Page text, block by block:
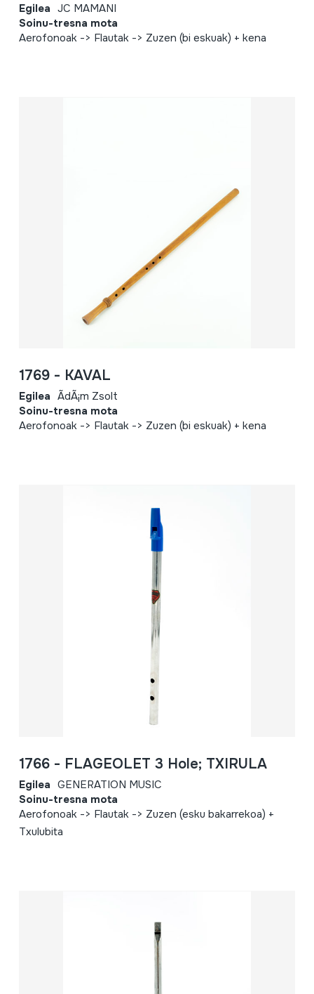
Egilea JC MAMANI
Soinu-tresna mota
Aerofonoak -> Flautak -> Zuzen (bi eskuak) + kena
1769 - KAVAL
Egilea ÃdÃ¡m Zsolt
Soinu-tresna mota
Aerofonoak -> Flautak -> Zuzen (bi eskuak) + kena
1766 - FLAGEOLET 3 Hole; TXIRULA
Egilea GENERATION MUSIC
Soinu-tresna mota
Aerofonoak -> Flautak -> Zuzen (esku bakarrekoa) +
Txulubita